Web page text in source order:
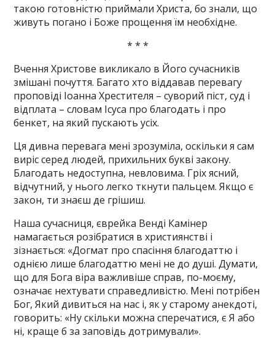
такою готовністю приймали Христа, бо знали, що
живуть погано і Боже прощення їм необхідне.
* * *
Вчення Христове викликало в Його сучасників
змішані почуття. Багато хто віддавав перевагу
проповіді Іоанна Хрестителя – суворий піст, суд і
відплата – словам Ісуса про благодать і про
бенкет, на який пускають усіх.
Ця дивна перевага мені зрозуміла, оскільки я сам
виріс серед людей, прихильних букві закону.
Благодать недоступна, невловима. Гріх ясний,
відчутний, у нього легко ткнути пальцем. Якщо є
закон, ти знаєш де грішиш.
Наша сучасниця, єврейка Венді Камінер
намагається розібратися в християнстві і
зізнається: «Догмат про спасіння благодаттю і
однією лише благодаттю мені не до душі. Думати,
що для Бога віра важливіше справ, по-моєму,
означає нехтувати справедливістю. Мені потрібен
Бог, Який дивиться на нас і, як у старому анекдоті,
говорить: «Ну скільки можна сперечатися, є Я або
ні, краще б за заповідь дотримували».